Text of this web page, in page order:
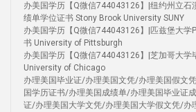
办美国学历【Q微信744043126】|纽约州立石
绩单学位证书 Stony Brook University SUNY
办美国学历【Q微信744043126】|匹兹堡大学
书 University of Pittsburgh
办美国学历【Q微信744043126】|芝加哥大学
University of Chicago
办理美国毕业证/办理美国文凭/办理美国假文
国学历证书/办理美国成绩单/办理美国毕业证
证/办理美国大学文凭/办理美国大学假文凭/办